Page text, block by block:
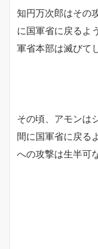
知円万次郎はその
に国軍省に戻るよ
軍省本部は滅びて
その頃、アモンは
間に国軍省に戻る
への攻撃は生半可